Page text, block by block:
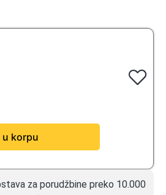
u korpu
za porudžbine preko 10.000